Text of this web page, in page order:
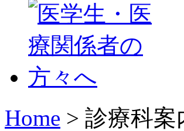
Home > 診療科